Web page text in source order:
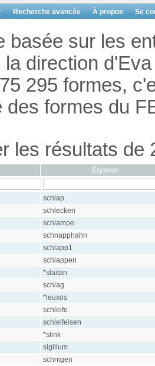
Recherche avancée À propos Se
basée sur les
direction
295 formes,
des formes du
les résultats de
Étymon
schlap
schlecken
schlampe
schnapphahn
schlapp1
schlappen
*slaitan
schlag
*leuxos
schleife
schleifeisen
*slink
sigillum
schnigen